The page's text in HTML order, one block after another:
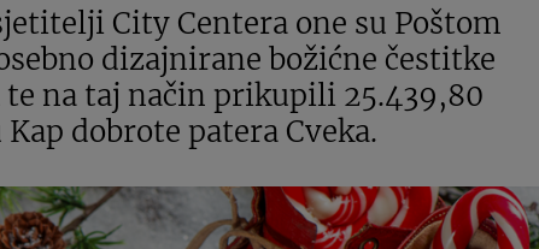
City Centera one su Poštom
dizajnirane božićne čestitke
na taj način prikupili 25.439,80
dobrote patera Cveka.